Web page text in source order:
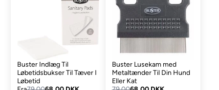
Buster Indlæg Til
Løbetidsbukser Til Tæver I
Løbetid
Buster Lusekam med
Metaltænder Til Din Hund
Eller Kat